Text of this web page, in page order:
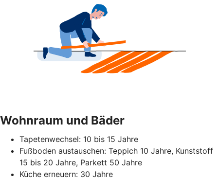
Wohnraum und Bäder
Tapetenwechsel: 10 bis 15 Jahre
Fußboden austauschen: Teppich 10 Jahre, Kunststoff
15 bis 20 Jahre, Parkett 50 Jahre
Küche erneuern: 30 Jahre